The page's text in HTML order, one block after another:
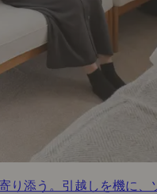
り添う。引越しを機に、